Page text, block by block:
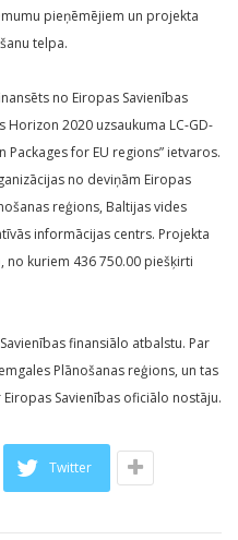
pieņēmējiem un projekta
telpa.
no Eiropas Savienības
2020 uzsaukuma LC-GD-
Packages for EU regions” ietvaros.
no deviņām Eiropas
reģions, Baltijas vides
informācijas centrs. Projekta
no kuriem 436 750.00 piešķirti
finansiālo atbalstu. Par
Plānošanas reģions, un tas
Savienības oficiālo nostāju.
Twitter